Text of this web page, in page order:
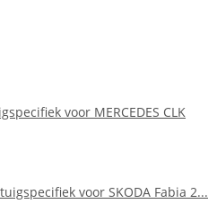
voor MERCEDES CLK